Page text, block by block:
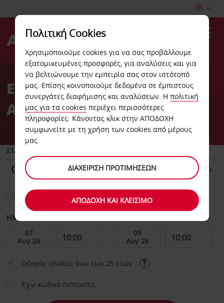
Αναζήτηση
Welcome
AvisΕΝΟΙΚΙΑΣΗ ΑΥΤΟΚΙΝΗΤΟΥ
ΑΘΗΝΑ
ΣΤΑΘΜΟΣ ΕΝΑΡΞΗΣ ΕΝΟΙΚΙΑΣΗΣ
Επιλέξτε διαφορετικό σταθμό επιστροφής
HMEΡΑ ΠΑΡΑΛΑΒΗΣ
Οδηγός ηλικίας άνω των 25 ετών
Έχω κωδικό έκπτωσης
Πολιτική Cookies
Χρησιμοποιούμε cookies για να σας προβάλλουμε
εξατομικευμένες προσφορές, για αναλύσεις και για
να βελτιώνουμε την εμπειρία σας στον ιστότοπό
μας. Επίσης κοινοποιούμε δεδομένα σε έμπιστους
συνεργάτες διαφήμισης και αναλύσεων. Η πολιτική
μας για τα cookies περιέχει περισσότερες
πληροφορίες. Κάνοντας κλικ στην ΑΠΟΔΟΧΗ
συμφωνείτε με τη χρήση των cookies από μέρους
μας.
ΔΙΑΧΕΊΡΙΣΗ ΠΡΟΤΙΜΉΣΕΩΝ
ΑΠΟΔΟΧΗ ΚΑΙ ΚΛΕΙΣΙΜΟ